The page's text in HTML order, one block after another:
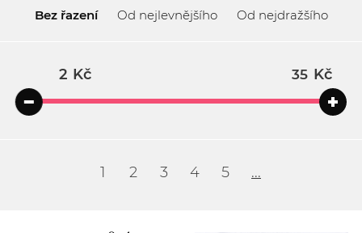
Bez řazení Od nejlevnějšího Od nejdražšího
Kč Kč
1 2 3 4 5 ...